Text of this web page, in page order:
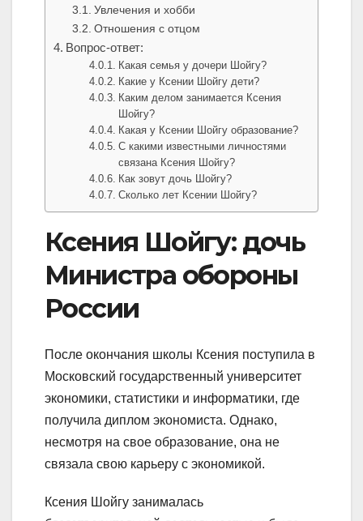
Увлечения и хобби
Отношения с отцом
Вопрос-ответ:
Какая семья у дочери Шойгу?
Какие у Ксении Шойгу дети?
Каким делом занимается Ксения
Шойгу?
Какая у Ксении Шойгу образование?
С какими известными личностями
связана Ксения Шойгу?
Как зовут дочь Шойгу?
Сколько лет Ксении Шойгу?
Ксения Шойгу: дочь
Министра обороны
России
После окончания школы Ксения поступила в
Московский государственный университет
экономики, статистики и информатики, где
получила диплом экономиста. Однако,
несмотря на свое образование, она не
связала свою карьеру с экономикой.
Ксения Шойгу занималась